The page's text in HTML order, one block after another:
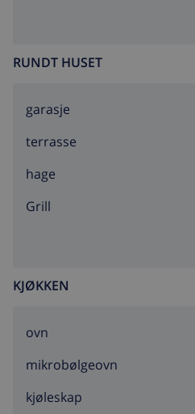
RUNDT HUSET
garasje
terrasse
hage
grill
KJØKKEN
ovn
mikrobølgeovn
kjøleskap